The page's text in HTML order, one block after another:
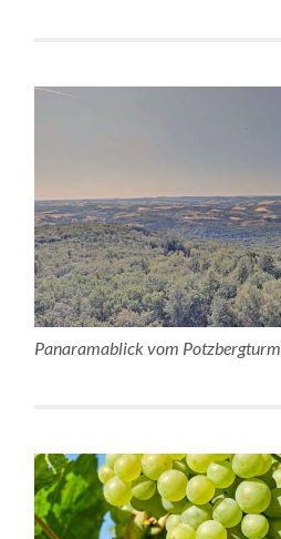
Panaramablick vom Potzbergturm